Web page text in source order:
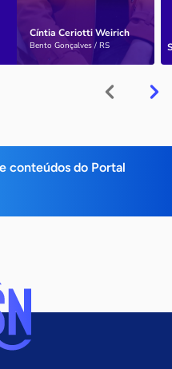
Cíntia Ceriotti Weirich
Bento Gonçalves / RS
conteúdos do Portal